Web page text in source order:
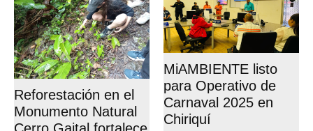
Reforestación en el
Monumento Natural
MiAMBIENTE listo
para Operativo de
Carnaval 2025 en
Chiriquí